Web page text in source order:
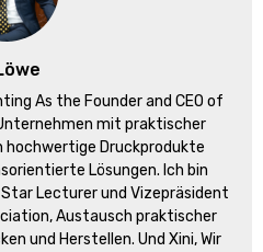
As the Founder and CEO of
mit praktischer
hochwertige Druckprodukte
Lösungen. Ich bin
Lecturer und Vizepräsident
Austausch praktischer
und Herstellen. Und Xini, Wir